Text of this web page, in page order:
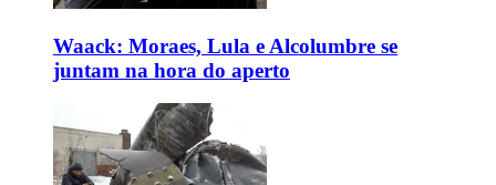
Waack: Moraes, Lula e Alcolumbre se
juntam na hora do aperto